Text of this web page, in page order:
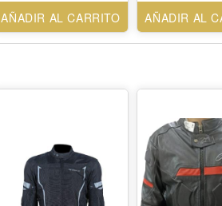
AÑADIR AL CARRITO AÑADIR AL